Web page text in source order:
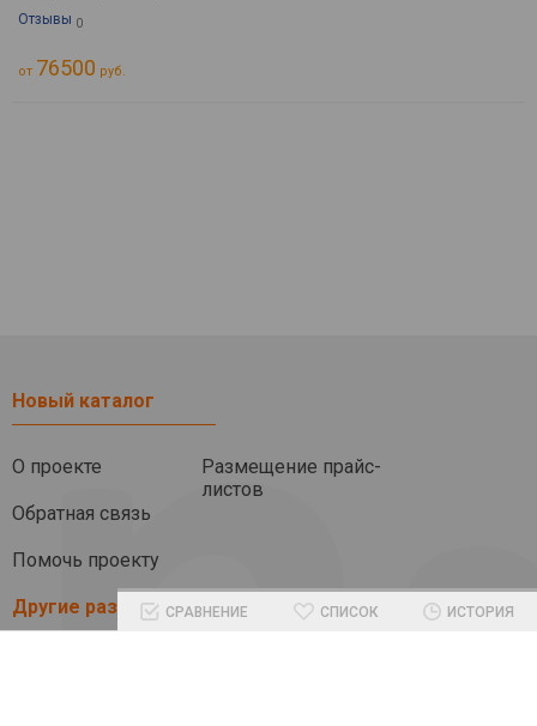
Отзывы 0
от 76500 руб.
Новый каталог
О проекте
Обратная связь
Помочь проекту
Размещение прайс-
листов
Другие разделыСРАВНЕНИЕ СПИСОК ИСТОРИЯ